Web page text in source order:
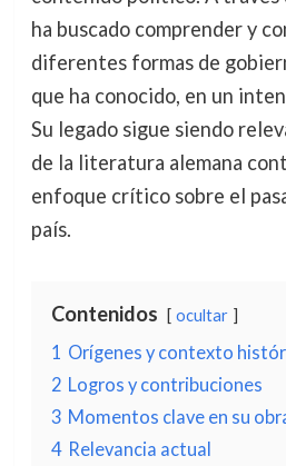
ha buscado comprender y
diferentes formas de
que ha conocido, en un
Su legado sigue siendo
de la literatura alemana
enfoque crítico sobre el
país.
Contenidos ocultar
1 Orígenes y contexto
2 Logros y contribuciones
3 Momentos clave en su
4 Relevancia actual